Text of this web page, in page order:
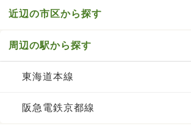
近辺の市区から探す
周辺の駅から探す
東海道本線
阪急電鉄京都線